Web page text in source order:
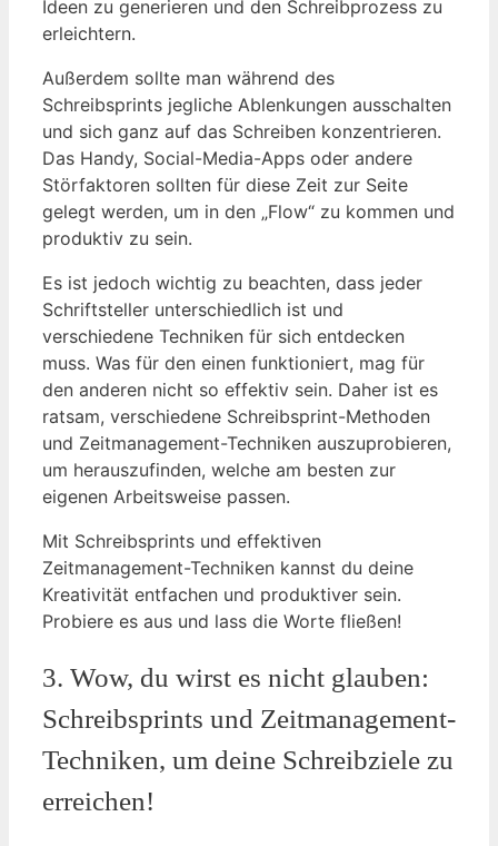
Ideen ​zu generieren und den Schreibprozess zu
erleichtern.
Außerdem⁣ sollte man während des
Schreibsprints jegliche Ablenkungen ausschalten
und⁤ sich ganz auf⁣ das Schreiben konzentrieren.
Das Handy, Social-Media-Apps oder andere
Störfaktoren sollten für diese Zeit zur Seite
gelegt werden, um in den „Flow“⁤ zu kommen⁢ und
‍produktiv zu sein.
Es ist jedoch wichtig zu beachten, ⁤dass ‍jeder​
Schriftsteller unterschiedlich ist und⁣
verschiedene Techniken⁤ für sich entdecken
muss. Was für den einen funktioniert, ⁣mag für
den ⁢anderen nicht so effektiv ​sein. Daher ist⁤ es
ratsam, verschiedene Schreibsprint-Methoden
und Zeitmanagement-Techniken auszuprobieren,
um herauszufinden, welche am besten zur
eigenen Arbeitsweise passen.
Mit Schreibsprints⁢ und effektiven
Zeitmanagement-Techniken kannst du⁣ deine⁣
Kreativität entfachen‍ und⁢ produktiver ⁣sein.
Probiere es aus und lass die Worte ‍fließen!
3. Wow, du ‌wirst es nicht glauben:
Schreibsprints und Zeitmanagement-
Techniken, um deine Schreibziele zu
erreichen!